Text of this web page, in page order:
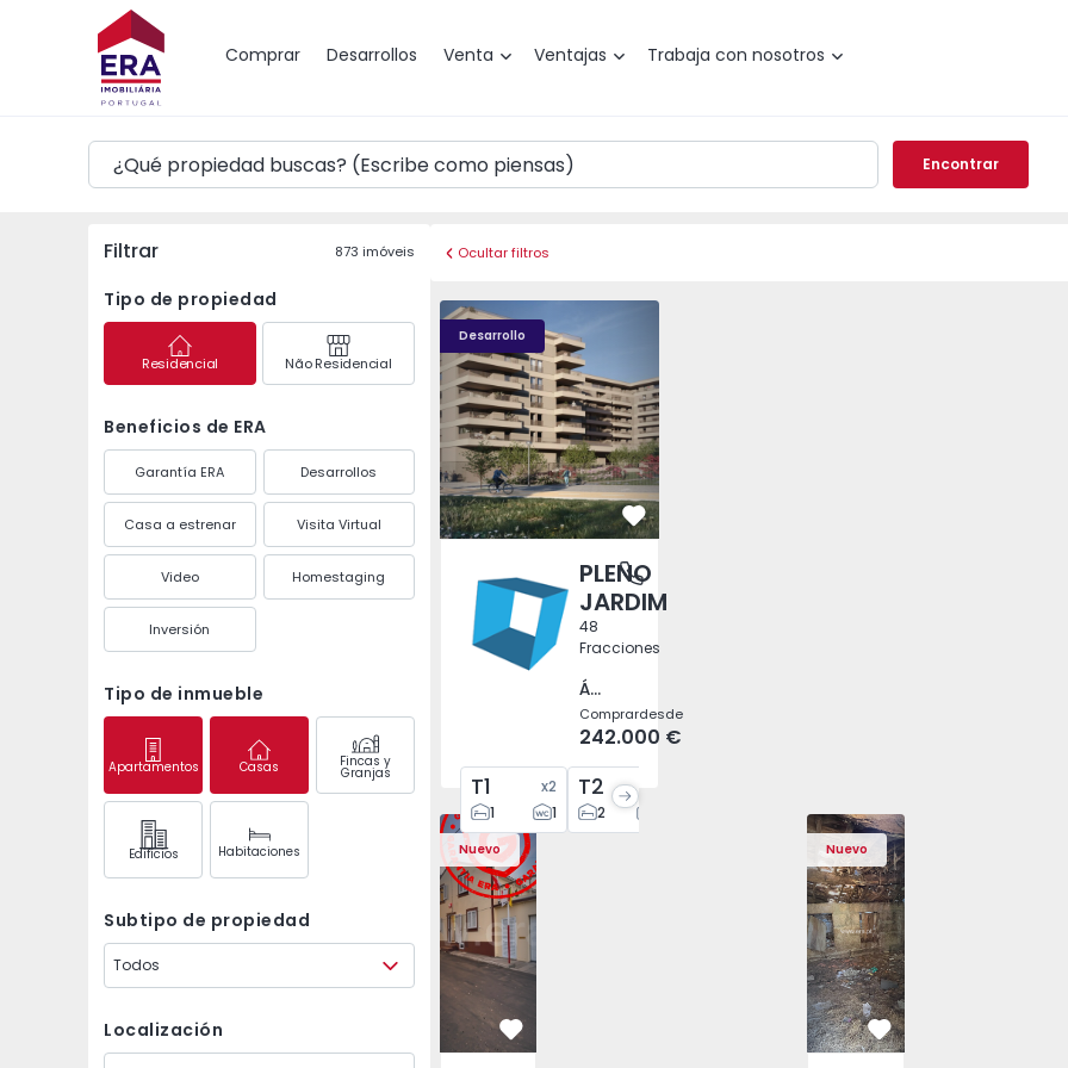
Comprar Desarrollos Venta Ventajas Trabaja con nosotros
Mapa
Encontrar
Filtrar 873 imóveis
Tipo de propiedad
Residencial Não Residencial
Beneficios de ERA
Garantía ERA Desarrollos
Casa a estrenar Visita Virtual
Video Homestaging
Inversión
Tipo de inmueble
Apartamentos Casas Fincas y
Granjas
Edifícios Habitaciones
Subtipo de propiedad
Todos
Localización
Ocultar filtros
Desarrollo
PLENO JARDIM - 4 PLENO JARDIM - 3
Águas Santas, Porto
Favorito
PLENO
JARDIM
48
Fracciones
Águas Santas, Porto
Comprardesde
242.000 €
T1 x2
1
1
T2 x
2
3
2
Nuevo
Casa T2 Ponta Delgada, Santa Bárbara - 1575125 - 13
Casa T2 Ponta Delgada, Santa Bárbara - 1575125 - 1
Casa T2 Ponta Delgada, Santa Bárbara - 1575125 - 2
Casa T2 Ponta Delgada, Santa Bárbara - 1575125
Casa T2 Ponta Delgada, Santa
Casa T2 Ponta Delgada,
Casa T2 Ponta
Favorito
Nuevo
Casa Vila Real, São Tomé do
Favorito